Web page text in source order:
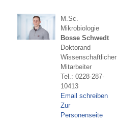
M.Sc.
Mikrobiologie
Bosse Schwedt
Doktorand
Wissenschaftlicher
Mitarbeiter
Tel.: 0228-287-
10413
Email schreiben
Zur
Personenseite